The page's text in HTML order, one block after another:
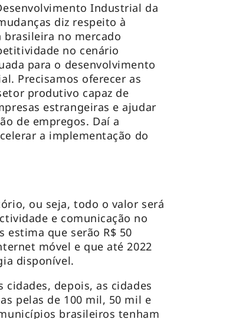
Industrial da
diz respeito à
no mercado
no cenário
para o desenvolvimento
Precisamos oferecer as
produtivo capaz de
estrangeiras e ajudar
de empregos. Daí a
a implementação do
ou seja, todo o valor será
e comunicação no
estima que serão R$ 50
móvel e que até 2022
disponível.
depois, as cidades
pelas de 100 mil, 50 mil e
brasileiros tenham